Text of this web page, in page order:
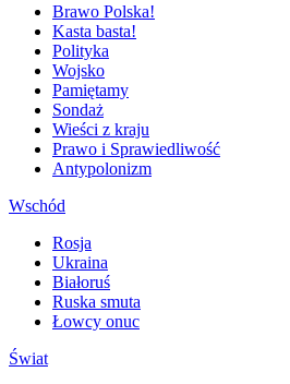
Brawo Polska!
Kasta basta!
Polityka
Wojsko
Pamiętamy
Sondaż
Wieści z kraju
Prawo i Sprawiedliwość
Antypolonizm
Wschód
Rosja
Ukraina
Białoruś
Ruska smuta
Łowcy onuc
Świat